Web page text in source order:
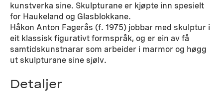
kunstverka sine. Skulpturane er kjøpte inn spesielt
for Haukeland og Glasblokkane.
Håkon Anton Fagerås (f. 1975) jobbar med skulptur i
eit klassisk figurativt formspråk, og er ein av få
samtidskunstnarar som arbeider i marmor og høgg
ut skulpturane sine sjølv.
Detaljer